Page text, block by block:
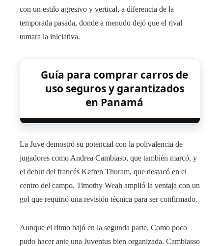
con un estilo agresivo y vertical, a diferencia de la
temporada pasada, donde a menudo dejó que el rival
tomara la iniciativa.
Guía para comprar carros de
uso seguros y garantizados
en Panamá
La Juve demostró su potencial con la polivalencia de
jugadores como Andrea Cambiaso, que también marcó, y
el debut del francés Kefren Thuram, que destacó en el
centro del campo. Timothy Weah amplió la ventaja con un
gol que requirió una revisión técnica para ser confirmado.
Aunque el ritmo bajó en la segunda parte, Como poco
pudo hacer ante una Juventus bien organizada. Cambiasso